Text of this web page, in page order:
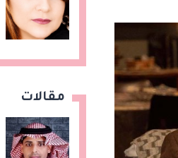
مقالات